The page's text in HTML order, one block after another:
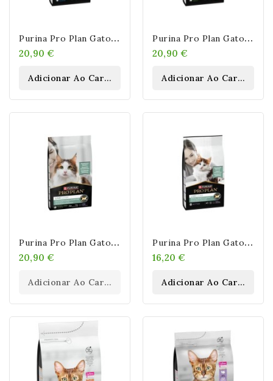
P
Urina Pro Plan Gato Liveclear Sterilised Senior +7 Pavo 1,4kg
20,90 €
Adicionar Ao Carrinho
P
Urina Pro Plan Gato Liveclear Sterilised Adult Salmón 1,4 Kg
20,90 €
Adicionar Ao Carrinho
P
Urina Pro Plan Gato Liveclear Sterilised Adult Pavo
20,90 €
Adicionar Ao Carrinho
P
Urina Pro Plan Gato Liveclear Kitten Pavo 1,4kg
16,20 €
Adicionar Ao Carrinho